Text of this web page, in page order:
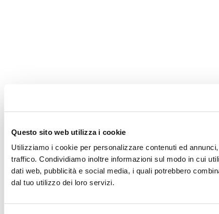
Questo sito web utilizza i cookie
Utilizziamo i cookie per personalizzare contenuti ed
traffico. Condividiamo inoltre informazioni sul modo in cui
dati web, pubblicità e social media, i quali potrebbero
dal tuo utilizzo dei loro servizi.